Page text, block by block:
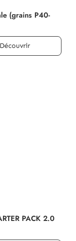
(grains P40-
Découvrir
PACK 2.0